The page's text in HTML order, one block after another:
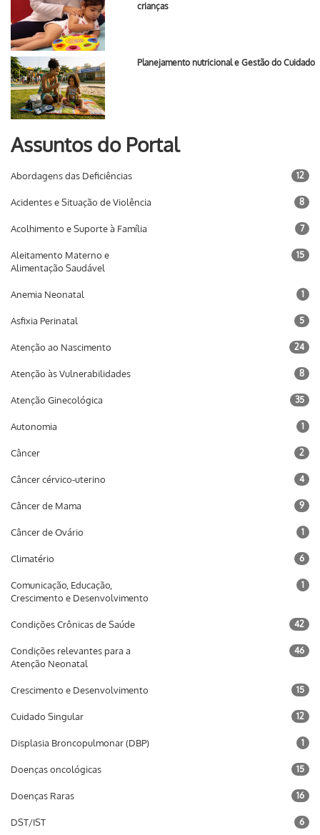
crianças
Planejamento nutricional e Gestão do Cuidado
Assuntos do Portal
Abordagens das Deficiências 12
Acidentes e Situação de Violência 8
Acolhimento e Suporte à Família 7
Aleitamento Materno e
Alimentação Saudável
15
Anemia Neonatal 1
Asfixia Perinatal 5
Atenção ao Nascimento 24
Atenção às Vulnerabilidades 8
Atenção Ginecológica 35
Autonomia 1
Câncer 2
Câncer cérvico-uterino 4
Câncer de Mama 9
Câncer de Ovário 1
Climatério 6
Comunicação, Educação,
Crescimento e Desenvolvimento
1
Condições Crônicas de Saúde 42
Condições relevantes para a
Atenção Neonatal
46
Crescimento e Desenvolvimento 15
Cuidado Singular 12
Displasia Broncopulmonar (DBP) 1
Doenças oncológicas 15
Doenças Raras 16
DST/IST 6